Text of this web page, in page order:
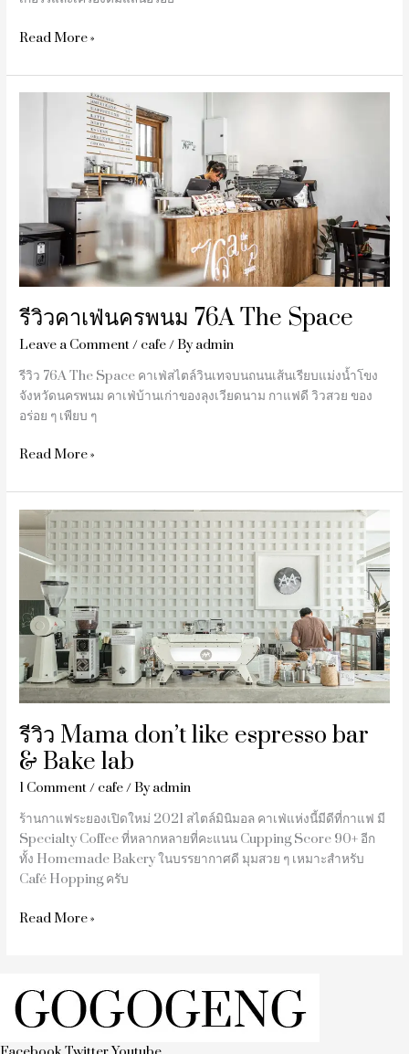
Read More »
รีวิวคาเฟ่นครพนม 76A The Space
Leave a Comment/ cafe/ Byadmin
รีวิว 76A The Space คาเฟ่สไตล์วินเทจบนถนนเส้นเรียบแม่งน้ำโขง
จังหวัดนครพนม คาเฟ่บ้านเก่าของลุงเวียดนาม กาแฟดี วิวสวย ของ
อร่อย ๆ เพียบ ๆ
Space
Read More »
รีวิว Mama don’t like espresso bar
& Bake lab
1 Comment/ cafe/ Byadmin
ร้านกาแฟระยองเปิดใหม่ 2021 สไตล์มินิมอล คาเฟ่แห่งนี้มีดีที่กาแฟ มี
Specialty Coffee ที่หลากหลายที่คะแนน Cupping Score 90+ อีก
ทั้ง Homemade Bakery ในบรรยากาศดี มุมสวย ๆ เหมาะสำหรับ
Café Hopping ครับ
รีวิว
Mama
don’t
like
espresso
bar
&
Bake
lab
Read More »